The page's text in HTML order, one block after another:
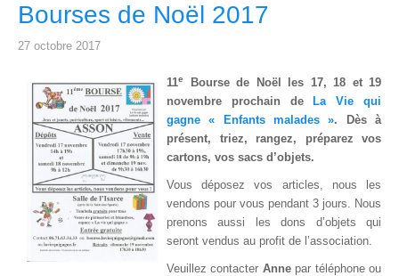
Bourses de Noël 2017
27 octobre 2017
11e
Bourse de Noël les 17, 18 et 19
novembre prochain de
La Vie qui
gagne « Enfants malades ». Dès à
présent, triez, rangez, préparez vos
cartons, vos sacs d’objets.
Vous déposez vos articles, nous les
vendons pour vous pendant 3 jours. Nous
prenons aussi les dons d’objets qui
seront vendus au profit de l’association.
Veuillez contacter Annepar téléphone ou